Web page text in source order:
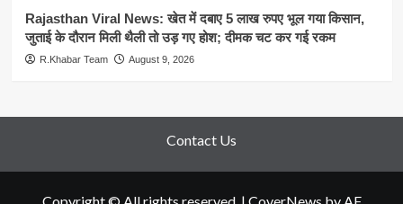
Rajasthan Viral News: खेत में दबाए 5 लाख रुपए भूल गया किसान,
जुताई के दौरान मिली थैली तो उड़ गए होश; दीमक चट कर गई रकम
R.Khabar Team August 9, 2026
Contact Us